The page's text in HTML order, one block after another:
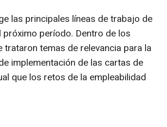
las principales líneas de trabajo de
período. Dentro de los
temas de relevancia para la
implementación de las cartas de
que los retos de la empleabilidad